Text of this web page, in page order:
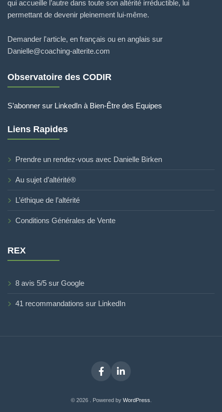
qui accueille l’autre dans toute son altérité irréductible, lui
permettant de devenir pleinement lui-même.
Demander l'article, en français ou en anglais sur
Danielle@coaching-alterite.com
Observatoire des CODIR
S’abonner sur LinkedIn à Bien-Être des Equipes
Liens Rapides
Prendre un rendez-vous avec Danielle Birken
Au sujet d’altérité®
L’éthique de l’altérité
Conditions Générales de Vente
REX
8 avis 5/5 sur Google
41 recommandations sur LinkedIn
FacebookLinkedIn
© 2026 . Powered by WordPress